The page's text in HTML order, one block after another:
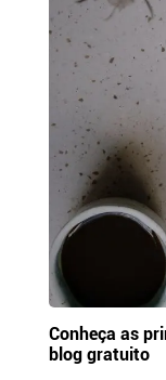
Conheça as
blog gratuito